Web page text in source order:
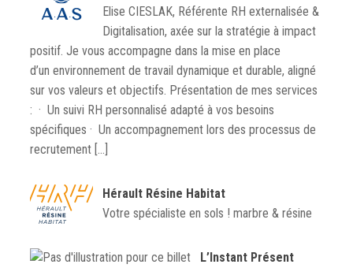
Elise CIESLAK, Référente RH externalisée &
Digitalisation, axée sur la stratégie à impact
positif. Je vous accompagne dans la mise en place
d’un environnement de travail dynamique et durable, aligné
sur vos valeurs et objectifs. Présentation de mes services
: · Un suivi RH personnalisé adapté à vos besoins
spécifiques · Un accompagnement lors des processus de
recrutement […]
Hérault Résine Habitat
Votre spécialiste en sols ! marbre & résine
L’Instant Présent